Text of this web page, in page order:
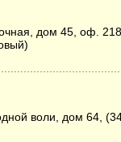
дом 45, оф.
воли, дом 64,